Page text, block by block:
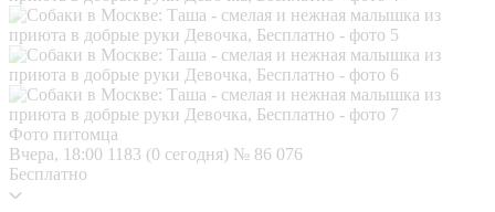
Фото питомца
Вчера, 18:00 1183 (0 сегодня) № 86 076
Бесплатно